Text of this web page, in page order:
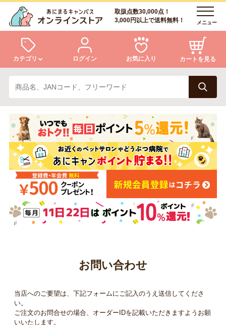
取扱点数30,000点！
3,000円以上で送料無料！
メニュー
カテゴリ
犬 猫
小動物・鳥 アクア・爬虫類・昆虫
ドッグフード キャットフード
美容・ケア用品 服・おさんぽ用品
ログイン お気に入り カートを見る
ログイン
会員登録
あにまるキャンパスについて
アフターサービス
商品リクエスト
お問い合わせ
当店へのご要望は、下記フォームにご記入のうえ送信してくださ
い。
ご注文のお問合せの場合、オーダーIDを記載いただきますようお願
いいたします。